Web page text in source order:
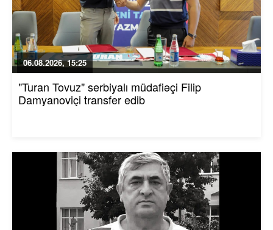
06.08.2026, 15:25
"Turan Tovuz" serbiyalı müdafiəçi Filip
Damyanoviçi transfer edib